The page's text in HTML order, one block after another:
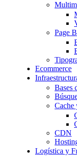
Page
Ecommerce
Bases
Cache
CDN
Logística y